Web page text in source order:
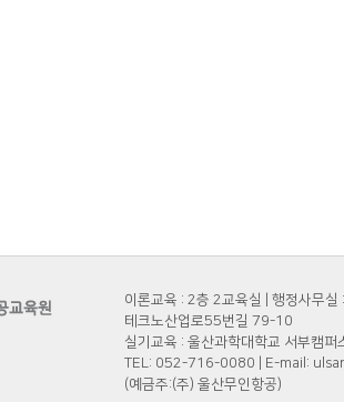
이론교육 : 2층 2교육실 | 행정사무
테크노산업로55번길 79-10
실기교육 : 울산과학대학교 서부캠
TEL: 052-716-0080 | E-mail:
(예금주:(주) 울산무인항공)